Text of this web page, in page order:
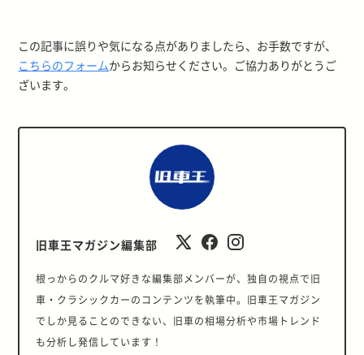
この記事に誤りや気になる点がありましたら、お手数ですが、
こちらのフォームからお知らせください。ご協力ありがとうご
ざいます。
旧車王マガジン編集部
根っからのクルマ好きな編集部メンバーが、独自の視点で旧
車・クラシックカーのコンテンツを執筆中。旧車王マガジン
でしか見ることのできない、旧車の相場分析や市場トレンド
も分析し発信しています！